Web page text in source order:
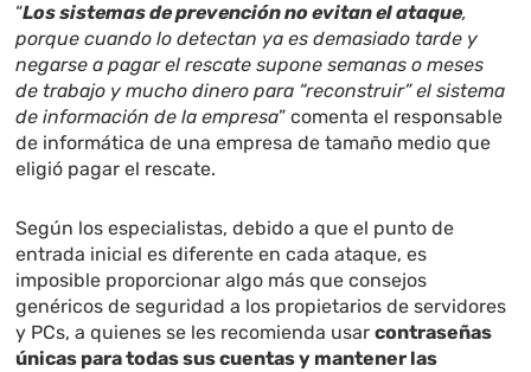
“Los sistemas de prevención no evitan el ataque,
porque cuando lo detectan ya es demasiado tarde y
negarse a pagar el rescate supone semanas o meses
de trabajo y mucho dinero para “reconstruir” el sistema
de información de la empresa” comenta el responsable
de informática de una empresa de tamaño medio que
eligió pagar el rescate.
Según los especialistas, debido a que el punto de
entrada inicial es diferente en cada ataque, es
imposible proporcionar algo más que consejos
genéricos de seguridad a los propietarios de servidores
y PCs, a quienes se les recomienda usarcontraseñas
únicas para todas sus cuentas y mantener las